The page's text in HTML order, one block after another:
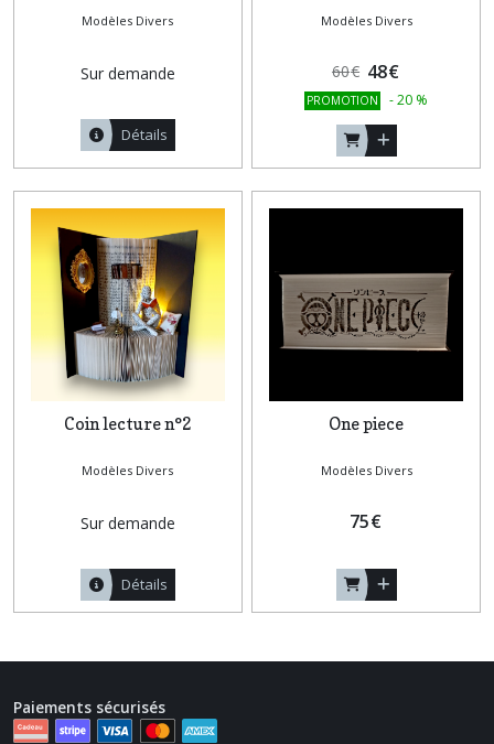
Modèles Divers
Sur demande
Détails
Modèles Divers
60€ 48€
PROMOTION -20 %
Coin lecture n°2
Modèles Divers
Sur demande
Détails
One piece
Modèles Divers
75€
Paiements sécurisés